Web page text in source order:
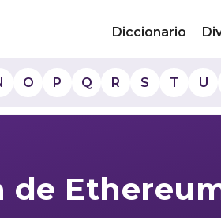
Diccionario
O P Q R S T U